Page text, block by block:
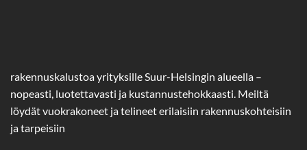
rakennuskalustoa yrityksille Suur-Helsingin alueella –
nopeasti, luotettavasti ja kustannustehokkaasti. Meiltä
löydät vuokrakoneet ja telineet erilaisiin rakennuskohteisiin
ja tarpeisiin